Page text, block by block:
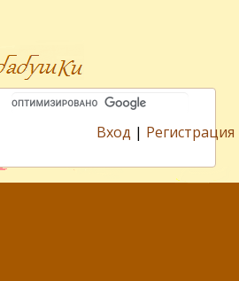
Вход | Регистрация